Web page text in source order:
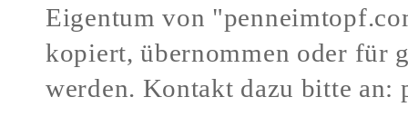
Eigentum von
kopiert, übernommen oder für
werden. Kontakt dazu bitte an: